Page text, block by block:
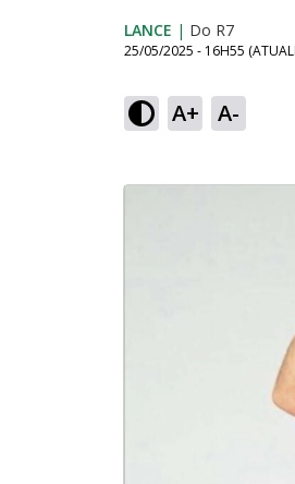
LANCE | Do R7
25/05/2025 - 16H55
A+ A-